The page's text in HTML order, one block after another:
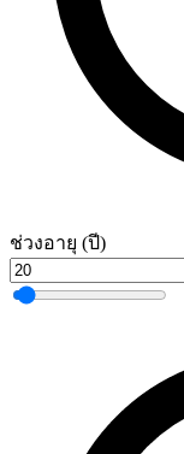
ช่วงอายุ (ปี)